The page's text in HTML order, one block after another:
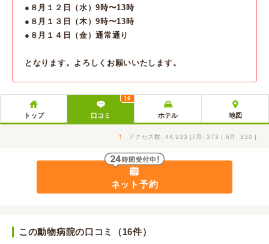
●８月１２日（水）9時〜13時
●８月１３日（木）9時〜13時
●８月１４日（金）通常通り
となります。よろしくお願いいたします。
トップ 口コミ
16
ホテル 地図
↑ アクセス数: 44,933 [7月: 373 | 6月: 330 ]
ネット予約
この動物病院の口コミ（16件）